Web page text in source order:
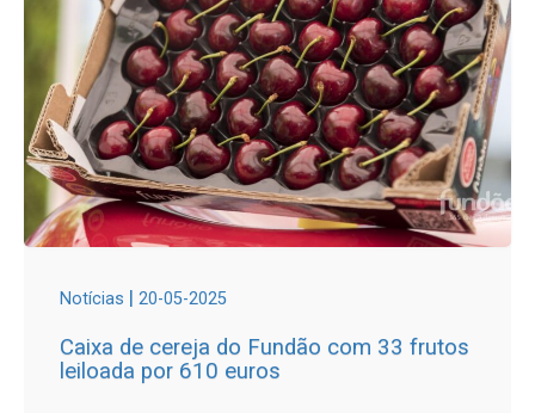
Notícias | 20-05-2025
Caixa de cereja do Fundão com 33 frutos
leiloada por 610 euros